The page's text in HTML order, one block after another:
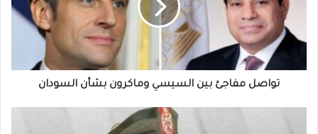
وماكرون
السودان
تواصل مفاجئ بين السيسي وماكرون بشأن السودان